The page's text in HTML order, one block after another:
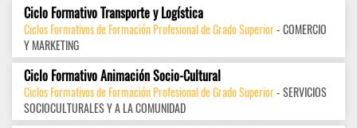
Ciclo Formativo Transporte y Logística
Ciclos Formativos de Formación Profesional de Grado Superior- COMERCIO
Y MARKETING
Ciclo Formativo Animación Socio-Cultural
Ciclos Formativos de Formación Profesional de Grado Superior- SERVICIOS
SOCIOCULTURALES Y A LA COMUNIDAD